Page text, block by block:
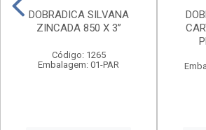
DOBRADICA SILVANA
ZINCADA 850 X 3”
Código: 1265
Embalagem: 01-PAR